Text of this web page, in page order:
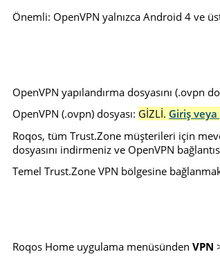
Önemli: OpenVPN yalnızca Android 4 ve
OpenVPN yapılandırma dosyasını (.ovpn
OpenVPN (.ovpn) dosyası: GİZLİ. Giriş
Roqos, tüm Trust.Zone müşterileri için
dosyasını indirmeniz ve OpenVPN
Temel Trust.Zone VPN bölgesine
Roqos Home uygulama menüsündenVPN